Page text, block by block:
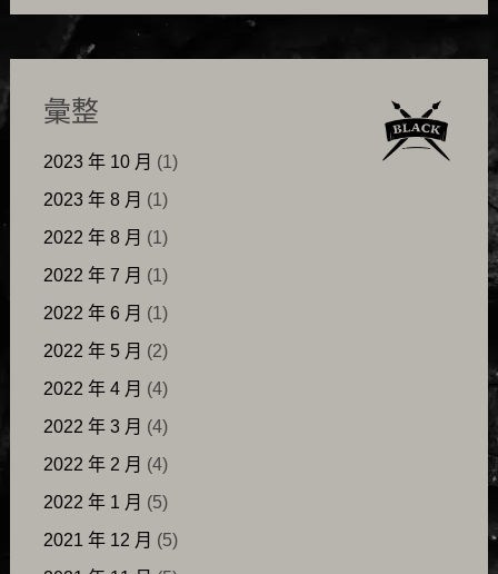
彙整
2023 年 10 月 (1)
2023 年 8 月 (1)
2022 年 8 月 (1)
2022 年 7 月 (1)
2022 年 6 月 (1)
2022 年 5 月 (2)
2022 年 4 月 (4)
2022 年 3 月 (4)
2022 年 2 月 (4)
2022 年 1 月 (5)
2021 年 12 月 (5)